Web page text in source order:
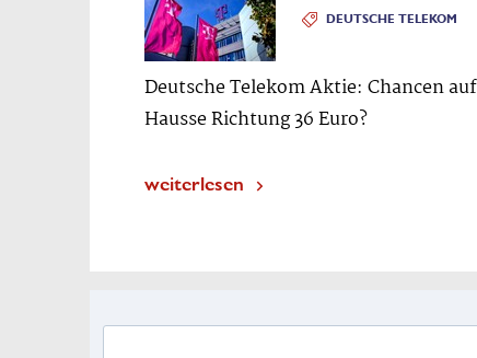
DEUTSCHE TELEKOM
Deutsche Telekom Aktie: Chancen auf
Hausse Richtung 36 Euro?
weiterlesen